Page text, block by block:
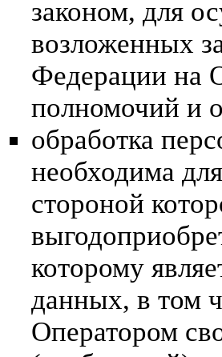
законом, для
возложенных
Федерации на
полномочий и
обработка
необходима
стороной
которому
данных, в том
Оператором